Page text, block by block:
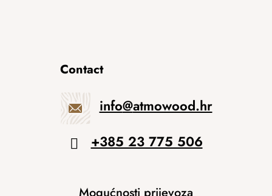
Contact
info@atmowood.hr
+385 23 775 506